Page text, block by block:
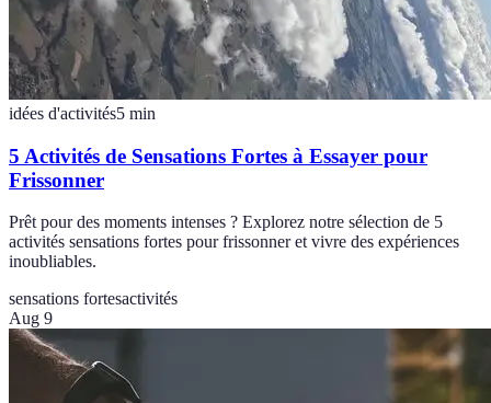
idées d'activités5 min
5 Activités de Sensations Fortes à Essayer pour
Frissonner
Prêt pour des moments intenses ? Explorez notre sélection de 5
activités sensations fortes pour frissonner et vivre des expériences
inoubliables.
sensations fortesactivités
Aug 9